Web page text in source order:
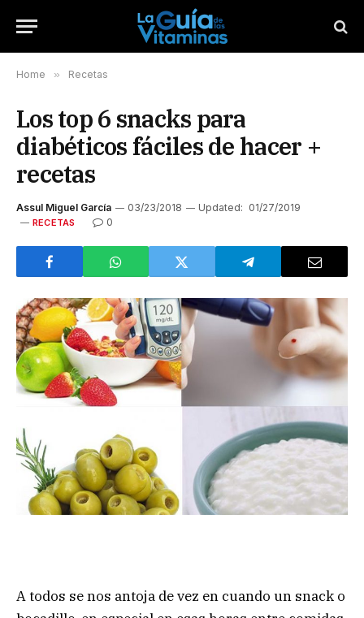
Home » Recetas
Los top 6 snacks para
diabéticos fáciles de hacer +
recetas
Assul Miguel García 03/23/2018 Updated: 01/27/2019
RECETAS 0
A todos se nos antoja de vez en cuando un snack o